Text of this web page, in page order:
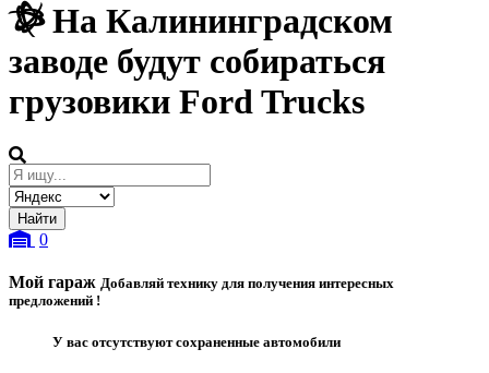
На Калининградском
заводе будут собираться
грузовики Ford Trucks
0
Мой гараж Добавляй технику для получения интересных
предложений !
У вас отсутствуют сохраненные автомобили